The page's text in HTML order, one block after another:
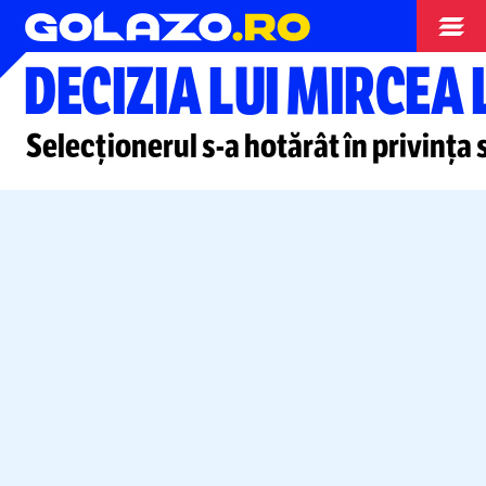
Stranieri
DECIZIA LUI MIRCEA
Selecționeruls-ahotărât în privința